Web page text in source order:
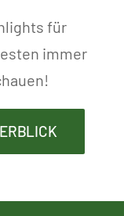
für
immer